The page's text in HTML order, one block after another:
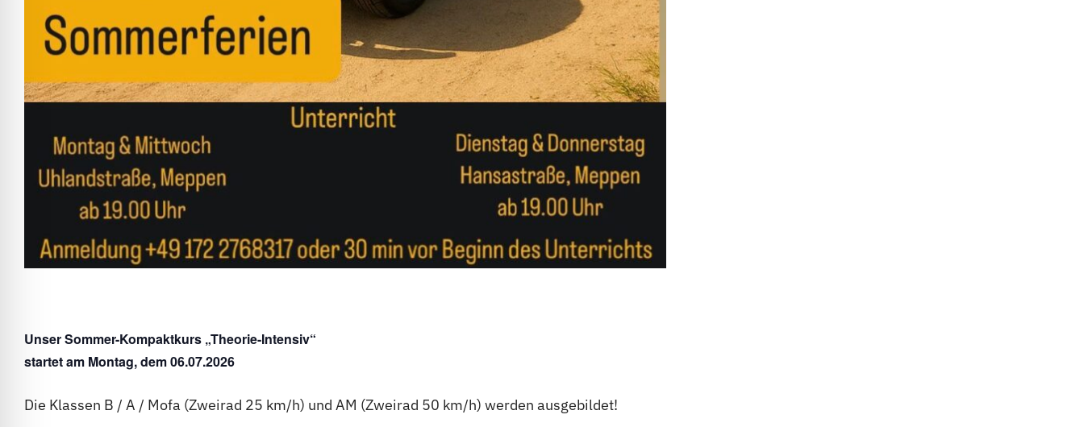
Unser Sommer-Kompaktkurs „Theorie-Intensiv“
startet am Montag, dem 06.07.2026
Die Klassen B / A / Mofa (Zweirad 25 km/h) und AM (Zweirad 50 km/h) werden ausgebildet!